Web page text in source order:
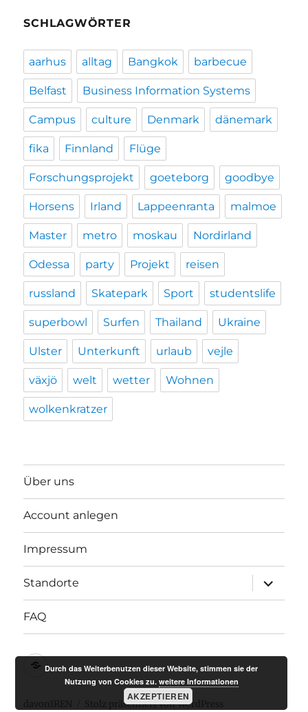
SCHLAGWÖRTER
aarhus alltag Bangkok barbecue
Belfast Business Information Systems
Campus culture Denmark dänemark
fika Finnland Flüge
Forschungsprojekt goeteborg goodbye
Horsens Irland Lappeenranta malmoe
Master metro moskau Nordirland
Odessa party Projekt reisen
russland Skatepark Sport studentslife
superbowl Surfen Thailand Ukraine
Ulster Unterkunft urlaub vejle
växjö welt wetter Wohnen
wolkenkratzer
Über uns
Account anlegen
Impressum
Standorte
anzeigen
FAQ
Impressum
Stolz präsentiert von WordPress
Durch das Weiterbenutzen dieser Website, stimmen sie der
Nutzung von Cookies zu. weitere Informationen
AKZEPTIEREN